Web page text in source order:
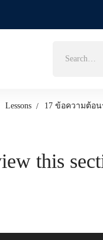
Lessons 17 ข้อความต้อน
this